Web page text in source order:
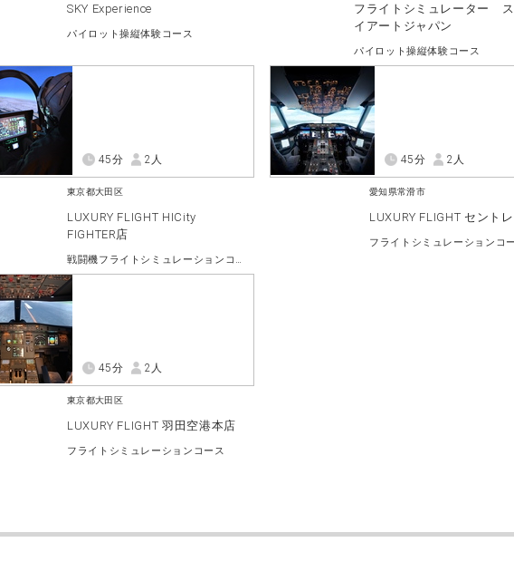
SKY Experience
パイロット操縦体験コース
フライトシミュレーター ス
イアートジャパン
パイロット操縦体験コース
東京都大田区
LUXURY FLIGHT HICity
FIGHTER店
戦闘機フライトシミュレーションコース
45分 2人
愛知県常滑市
LUXURY FLIGHT セント
フライトシミュレーションコ
45分 2人
東京都大田区
LUXURY FLIGHT 羽田空港本店
フライトシミュレーションコース
45分 2人